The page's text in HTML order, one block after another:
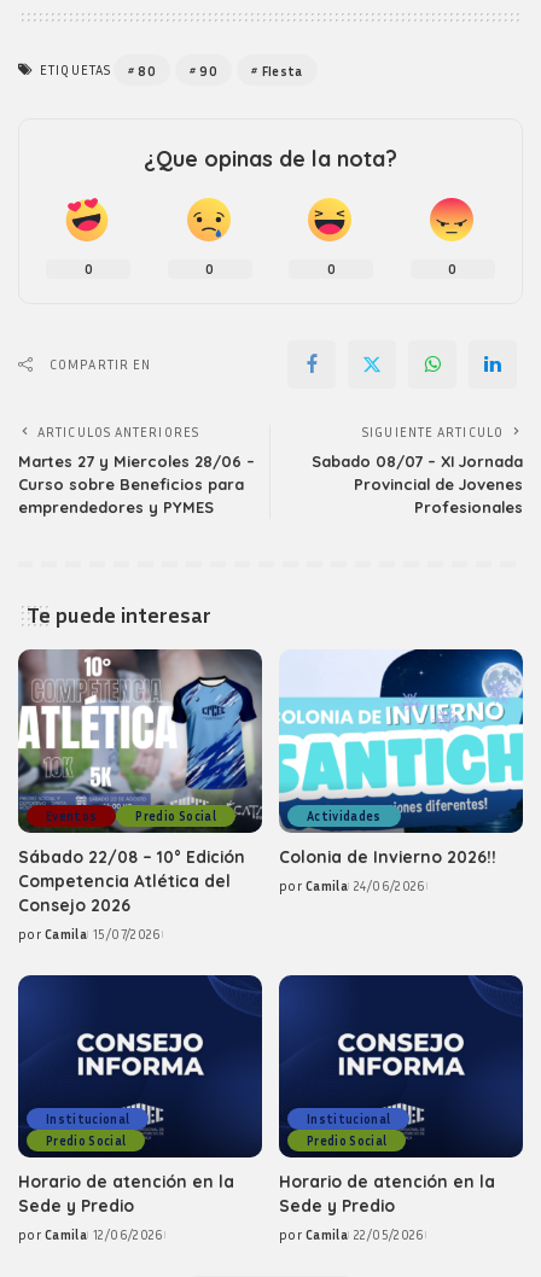
ETIQUETAS 80 90 FIesta
¿Que opinas de la nota?
0 0 0 0
COMPARTIR EN
ARTICULOS ANTERIORES
Martes 27 y Miercoles 28/06 –
Curso sobre Beneficios para
emprendedores y PYMES
SIGUIENTE ARTICULO
Sabado 08/07 – XI Jornada
Provincial de Jovenes
Profesionales
Te puede interesar
Eventos Predio Social
Sábado 22/08 – 10° Edición
Competencia Atlética del
Consejo 2026
Posted
por Camila 15/07/2026
Actividades
Colonia de Invierno 2026!!
Posted
por Camila 24/06/2026
Institucional
Predio Social
Horario de atención en la
Sede y Predio
Posted
por Camila 12/06/2026
Institucional
Predio Social
Horario de atención en la
Sede y Predio
Posted
por Camila 22/05/2026